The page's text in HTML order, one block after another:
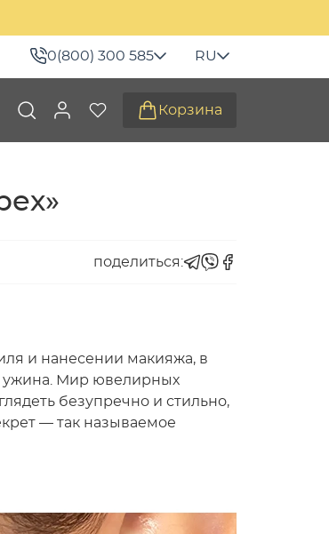
0(800) 300 585 RU
Корзина
поделиться:
и нанесении макияжа, в
ужина. Мир ювелирных
безупречно и стильно,
— так называемое